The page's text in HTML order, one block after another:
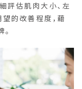
評估肌肉大小、左
的改善程度，藉